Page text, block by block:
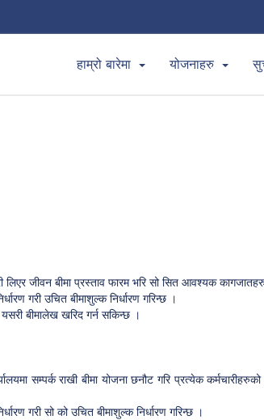
हाम्रो बारेमा योजनाहरु
लिएर जीवन बीमा प्रस्ताव फारम भरि सो सित आवश्यक
गरी उचित बीमाशुल्क निर्धारण गरिन्छ ।
यसरी बीमालेख खरिद गर्न सकिन्छ ।
सम्पर्क राखी बीमा योजना छनौट गरि प्रत्येक
गरी सो को उचित बीमाशुल्क निर्धारण गरिन्छ ।